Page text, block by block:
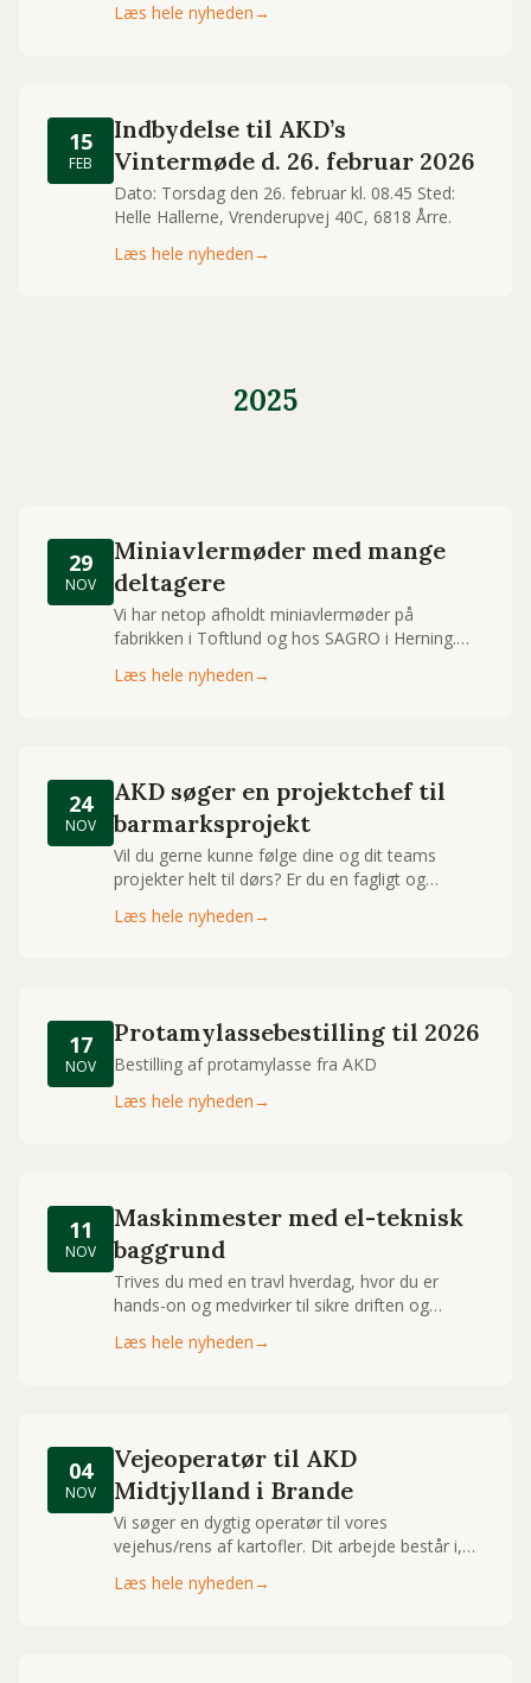
Læs hele nyheden→
15
FEB
Indbydelse til AKD’s
Vintermøde d. 26. februar 2026
Dato: Torsdag den 26. februar kl. 08.45 Sted:
Helle Hallerne, Vrenderupvej 40C, 6818 Årre.
Læs hele nyheden→
2025
29
NOV
Miniavlermøder med mange
deltagere
Vi har netop afholdt miniavlermøder på
fabrikken i Toftlund og hos SAGRO i Herning.
deltagere.
Læs hele nyheden→
24
NOV
AKD søger en projektchef til
barmarksprojekt
Vil du gerne kunne følge dine og dit teams
projekter helt til dørs? Er du en fagligt og
naturligt søger ansvar og indflydelse – og har
Læs hele nyheden→
17
NOV
Protamylassebestilling til 2026
Bestilling af protamylasse fra AKD
Læs hele nyheden→
11
NOV
Maskinmester med el-teknisk
baggrund
Trives du med en travl hverdag, hvor du er
hands-on og medvirker til sikre driften og
har fokus på at identificere områder for
Læs hele nyheden→
04
NOV
Vejeoperatør til AKD
Midtjylland i Brande
Vi søger en dygtig operatør til vores
vejehus/rens af kartofler. Dit arbejde består i,
foretage indvejning og kvalitetskontrol af
Læs hele nyheden→